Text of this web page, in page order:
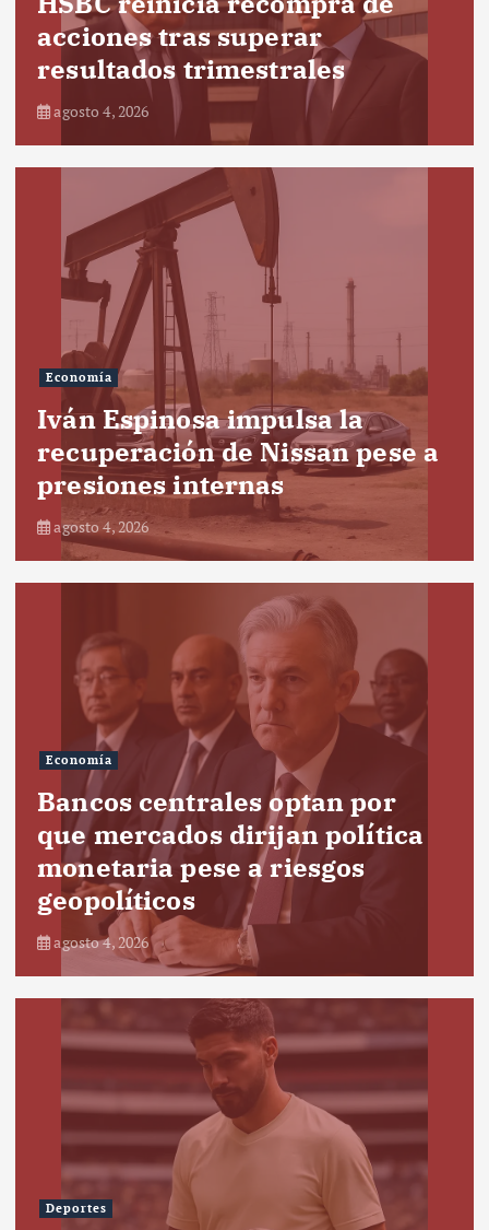
acciones tras superar
resultados trimestrales
agosto 4, 2026
Economía
Iván Espinosa impulsa la
recuperación de Nissan pese a
presiones internas
agosto 4, 2026
Economía
Bancos centrales optan por
que mercados dirijan política
monetaria pese a riesgos
geopolíticos
agosto 4, 2026
Deportes